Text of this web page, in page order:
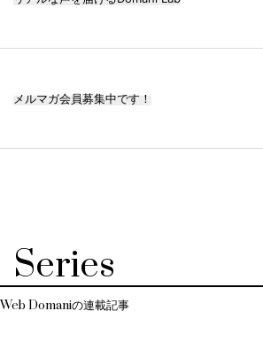
メルマガ会員募集中です！
Series
Web Domaniの連載記事